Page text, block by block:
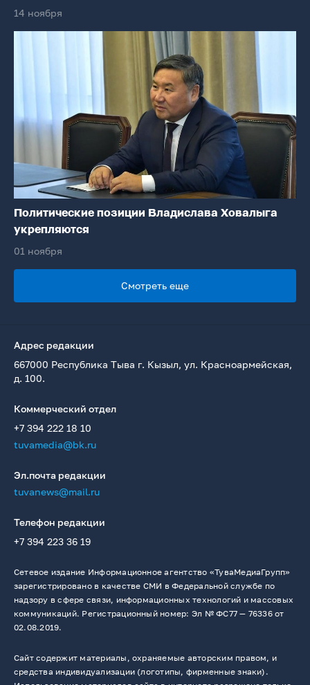
14 ноября
Политические позиции Владислава Ховалыга
укрепляются
01 ноября
Смотреть еще
Адрес редакции
667000 Республика Тыва г. Кызыл, ул. Красноармейская,
д. 100.
Коммерческий отдел
+7 394 222 18 10
tuvamedia@bk.ru
Эл.почта редакции
tuvanews@mail.ru
Телефон редакции
+7 394 223 36 19
Сетевое издание Информационное агентство «ТуваМедиаГрупп»
зарегистрировано в качестве СМИ в Федеральной службе по
надзору в сфере связи, информационных технологий и массовых
коммуникаций. Регистрационный номер: Эл № ФС77 — 76336 от
02.08.2019.
Сайт содержит материалы, охраняемые авторским правом, и
средства индивидуализации (логотипы, фирменные знаки).